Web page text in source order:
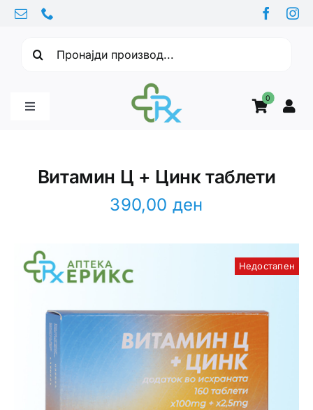
Skip
content
0
Toggle
Интимно здравје
Лична хигиена
Витамин Ц + Цинк таблети
390,00 ден
Недостапен